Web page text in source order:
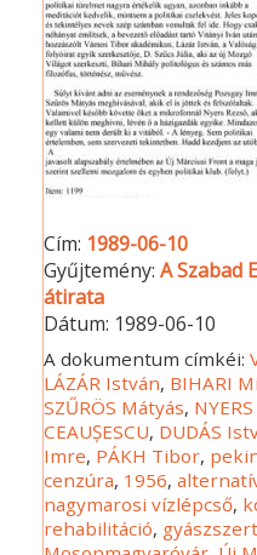
Cím: 1989-06-10
Gyűjtemény:A Szabad
átirata
Dátum: 1989-06-10
A dokumentum címkéi:
LÁZÁR István, BIHARI
SZŰRÖS Mátyás,
CEAUȘESCU, DUDÁS
Imre, PÁKH Tibor,
cenzúra, 1956,
nagymarosi vízlépcső,
rehabilitáció,